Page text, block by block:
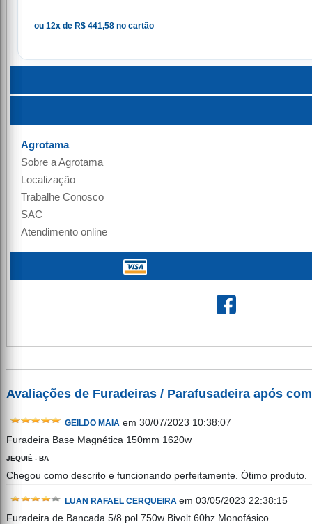
ou 12x de R$ 441,58 no cartão
Agrotama
Sobre aAgrotama
Localização
Trabalhe Conosco
SAC
Atendimento online
Avaliações de Furadeiras / Parafusadeira após
GEILDO MAIA em 30/07/2023 10:38:07
Furadeira Base Magnética 150mm 1620w
JEQUIÉ - BA
Chegou como descrito e funcionando perfeitamente. Ótimo produto.
LUAN RAFAEL CERQUEIRA em 03/05/2023 22:38:15
Furadeira de Bancada 5/8 pol 750w Bivolt 60hz Monofásico